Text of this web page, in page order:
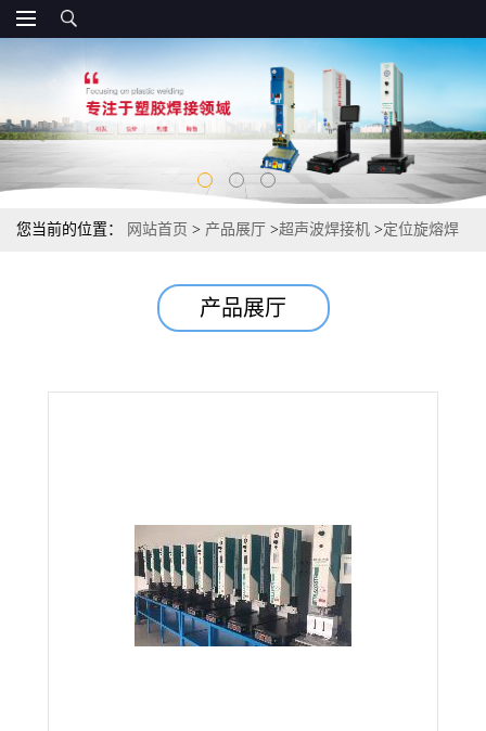
您当前的位置： 网站首页 > 产品展厅 >超声波焊接机 >定位旋熔焊
产品展厅